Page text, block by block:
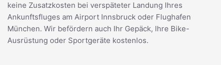
keine Zusatzkosten bei verspäteter Landung Ihres
Ankunftsfluges am Airport Innsbruck oder Flughafen
München. Wir befördern auch Ihr Gepäck, Ihre Bike-
Ausrüstung oder Sportgeräte kostenlos.